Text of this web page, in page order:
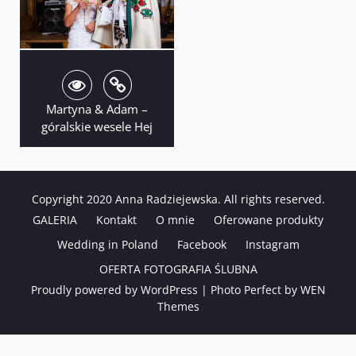
Martyna & Adam –
góralskie wesele Hej
Copyright 2020 Anna Radziejewska. All rights reserved.
GALERIA
Kontakt O mnie
Oferowane produkty
Wedding in Poland
Facebook
Instagram
OFERTA FOTOGRAFIA ŚLUBNA
Proudly powered by WordPress | Photo Perfect by WEN
Themes